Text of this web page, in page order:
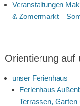
Veranstaltungen
& Zomermarkt –
Orientierung auf
unser Ferienhaus
Ferienhaus
Terrassen,